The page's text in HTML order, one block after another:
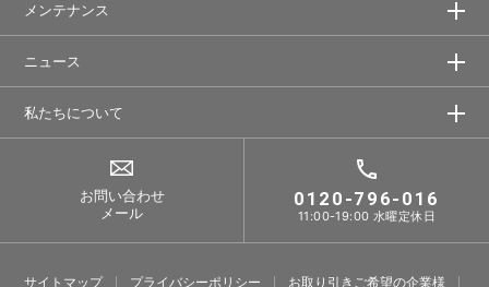
メンテナンス
ニュース
私たちについて
お問い合わせ
メール
0120-796-016
11:00-19:00 水曜定休日
サイトマップ プライバシーポリシー お取り引きご希望の企業様